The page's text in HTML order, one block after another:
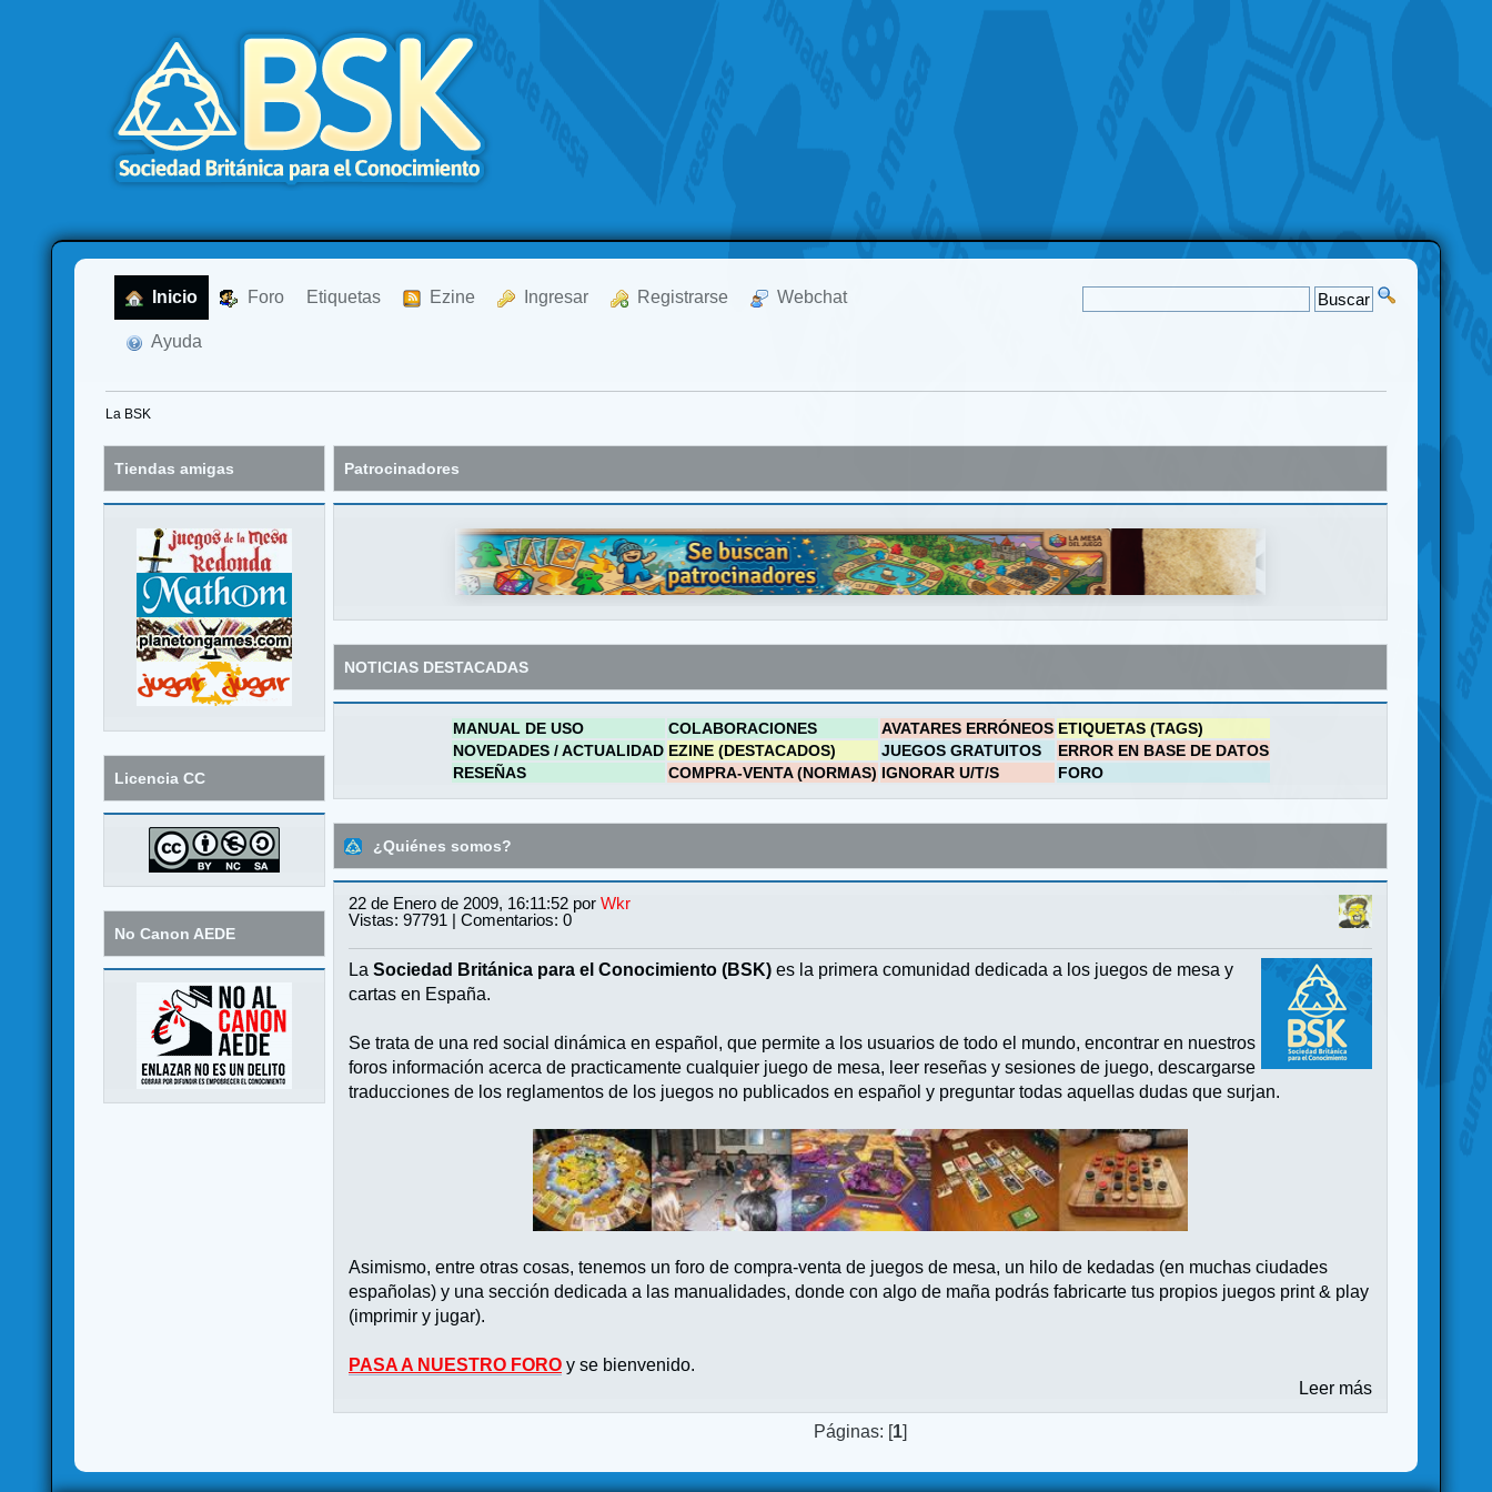
Inicio Foro Etiquetas Ezine Ingresar Registrarse Webchat
Ayuda
La BSK
Tiendas amigas
Licencia CC
No Canon AEDE
Patrocinadores
NOTICIAS DESTACADAS
MANUAL DE USO COLABORACIONES AVATARES ERRÓNEOS ETIQUETAS (TAGS)
NOVEDADES / ACTUALIDAD EZINE (DESTACADOS) JUEGOS GRATUITOS
ERROR EN BASE DE DATOS
RESEÑAS
COMPRA-VENTA (NORMAS) IGNORAR U/T/S FORO
¿Quiénes somos?
22 de Enero de 2009, 16:11:52 por Wkr
Vistas: 97791 | Comentarios: 0
La Sociedad Británica para el Conocimiento (BSK) es la primera comunidad dedicada a los juegos de mesa y
cartas en España.
Se trata de una red social dinámica en español, que permite a los usuarios de todo el mundo, encontrar en nuestros
foros información acerca de practicamente cualquier juego de mesa, leer reseñas y sesiones de juego, descargarse
traducciones de los reglamentos de los juegos no publicados en español y preguntar todas aquellas dudas que surjan.
Asimismo, entre otras cosas, tenemos un foro de compra-venta de juegos de mesa, un hilo de kedadas (en muchas ciudades
españolas) y una sección dedicada a las manualidades, donde con algo de maña podrás fabricarte tus propios juegos print & play
(imprimir y jugar).
PASA A NUESTRO FORO y se bienvenido.
Leer más
Páginas: [1]